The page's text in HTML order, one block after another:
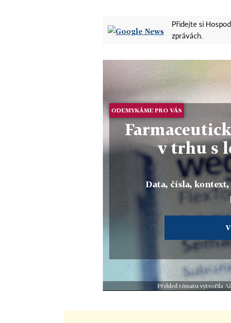
Přidejte si
zprávách.
ODEMYKÁME PRO VÁS
v trhu s
Data, čísla,
Přehled tématu vytvořila